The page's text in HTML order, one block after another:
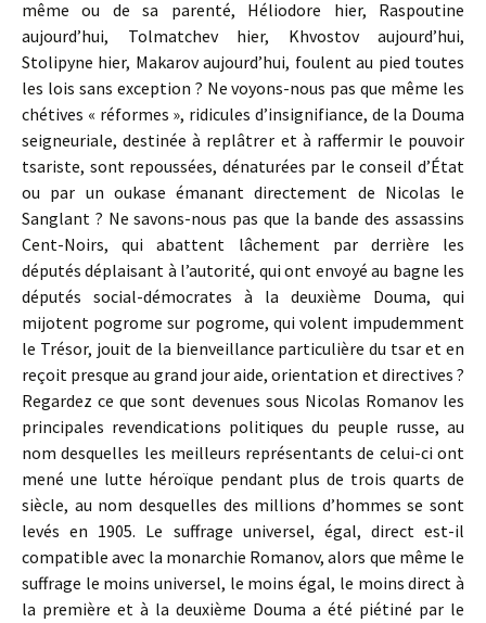
même ou de sa parenté, Héliodore hier, Raspoutine
aujourd’hui, Tolmatchev hier, Khvostov aujourd’hui,
Stolipyne hier, Makarov aujourd’hui, foulent au pied toutes
les lois sans exception ? Ne voyons-nous pas que même les
chétives « réformes », ridicules d’insignifiance, de la Douma
seigneuriale, destinée à replâtrer et à raffermir le pouvoir
tsariste, sont repoussées, dénaturées par le conseil d’État
ou par un oukase émanant directement de Nicolas le
Sanglant ? Ne savons-nous pas que la bande des assassins
Cent-Noirs, qui abattent lâchement par derrière les
députés déplaisant à l’autorité, qui ont envoyé au bagne les
députés social-démocrates à la deuxième Douma, qui
mijotent pogrome sur pogrome, qui volent impudemment
le Trésor, jouit de la bienveillance particulière du tsar et en
reçoit presque au grand jour aide, orientation et directives ?
Regardez ce que sont devenues sous Nicolas Romanov les
principales revendications politiques du peuple russe, au
nom desquelles les meilleurs représentants de celui-ci ont
mené une lutte héroïque pendant plus de trois quarts de
siècle, au nom desquelles des millions d’hommes se sont
levés en 1905. Le suffrage universel, égal, direct est-il
compatible avec la monarchie Romanov, alors que même le
suffrage le moins universel, le moins égal, le moins direct à
la première et à la deuxième Douma a été piétiné par le